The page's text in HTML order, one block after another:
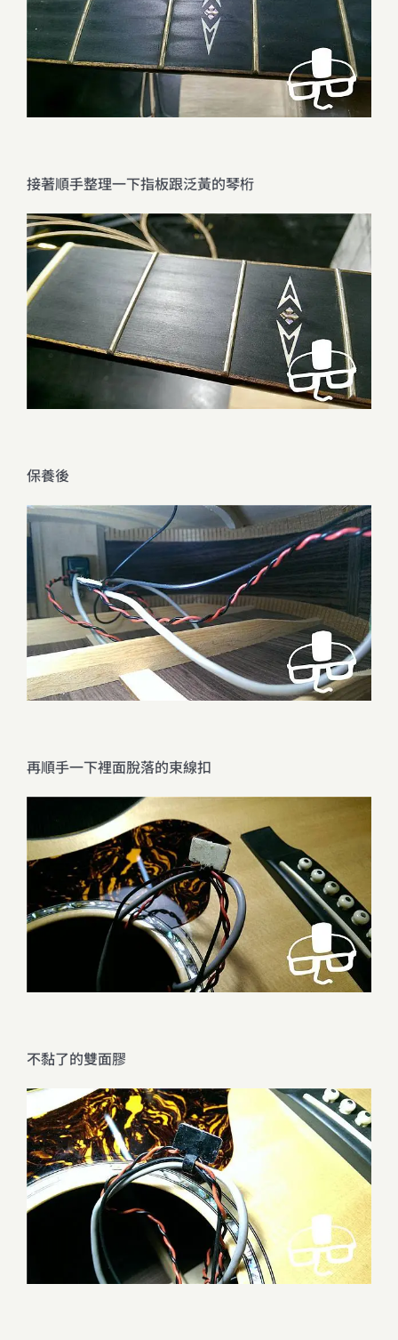
接著順手整理一下指板跟泛黃的琴桁
保養後
再順手一下裡面脫落的束線扣
不黏了的雙面膠